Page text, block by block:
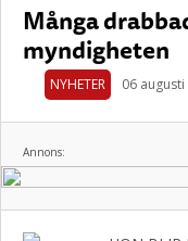
Många
myndigheten
NYHETER 06
Annons: